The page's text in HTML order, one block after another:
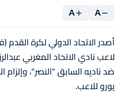
A
A
أصدر الاتحاد الدولي لكرة القدم
لاعب نادي الاتحاد المغربي
يورو للاعب.